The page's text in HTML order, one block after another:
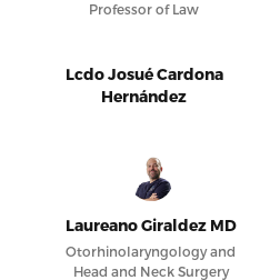
Professor of Law
Lcdo Josué Cardona
Hernández
Laureano Giraldez MD
Otorhinolaryngology and
Head and Neck Surgery